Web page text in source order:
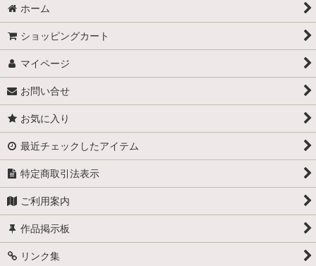
ホーム
ショッピングカート
マイページ
お問い合せ
お気に入り
最近チェックしたアイテム
特定商取引法表示
ご利用案内
作品掲示板
リンク集